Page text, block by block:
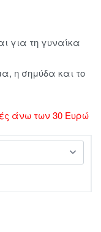
για τη γυναίκα
η σημύδα και το
άνω των 30 Ευρώ